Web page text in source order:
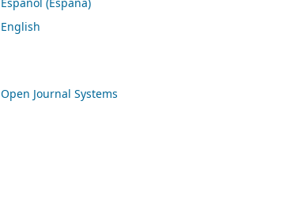
English
Open Journal Systems